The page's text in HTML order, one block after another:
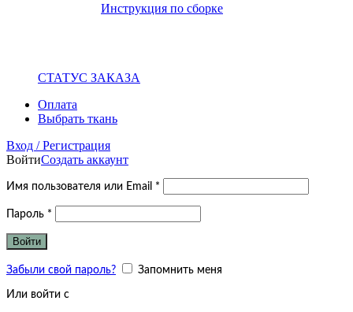
Инструкция по сборке
СТАТУС ЗАКАЗА
Оплата
Выбрать ткань
Вход / Регистрация
ВойтиСоздать аккаунт
Имя пользователя или Email *
Пароль *
Войти
Забыли свой пароль? Запомнить меня
Или войти с